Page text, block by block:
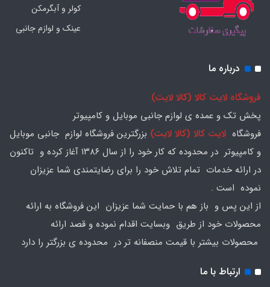
کولر و آبگرمکن
عینک و لوازم جانبی
درباره ما
فروشگاه لایت کالا (کالا لایت)
پخش تک و عمده ی لوازم جانبی موبایل و کامپیوتر
فروشگاه لایت کالا (کالا لایت) بزرگترین فروشگاه لوازم جانبی موبایل
و کامپیوتر در محدوده که کار خود را از سال ۱۳۸۶ آغاز کرده و تاکنون
در ارائه خدمات تمام تلاش خود را برای رضایتمندی شما عزیزان
نموده است .
از این پس و باز هم با حمایت شما عزیزان این فروشگاه به ارائه
محصولات خود از طریق وبسایت اقدام نموده و قصد ارائه
محصولات بیشتر با قیمت منصفانه تر در محدوده ی بزرگتر را دارد
ارتباط با ما